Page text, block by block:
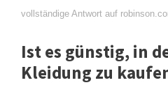
vollständige Antwort auf
Ist es günstig, in
Kleidung zu